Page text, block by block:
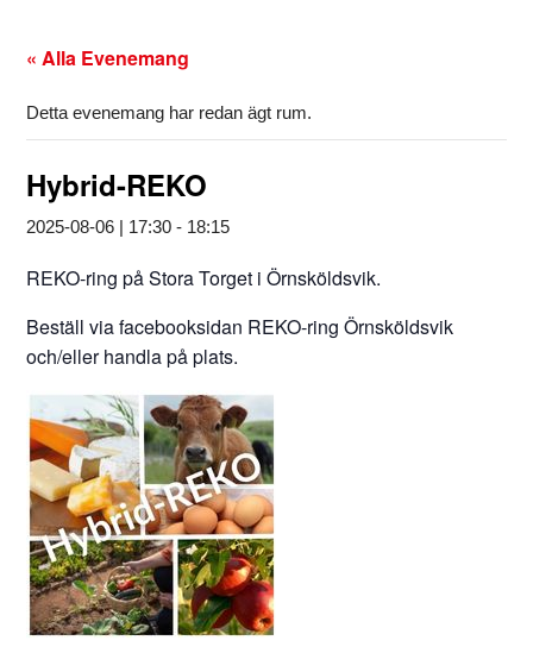
« Alla Evenemang
Detta evenemang har redan ägt rum.
Hybrid-REKO
2025-08-06 | 17:30 - 18:15
REKO-ring på Stora Torget i Örnsköldsvik.
Beställ via facebooksidan REKO-ring Örnsköldsvik
och/eller handla på plats.